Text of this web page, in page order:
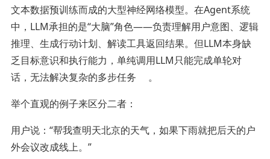
文本数据预训练而成的大型神经网络模型。在Agent系统
中，LLM承担的是“大脑”角色——负责理解用户意图、逻辑
推理、生成行动计划、解读工具返回结果。但LLM本身缺
乏目标意识和执行能力，单纯调用LLM只能完成单轮对
话，无法解决复杂的多步任务
。
举个直观的例子来区分二者：
用户说：“帮我查明天北京的天气，如果下雨就把后天的户
外会议改成线上。”